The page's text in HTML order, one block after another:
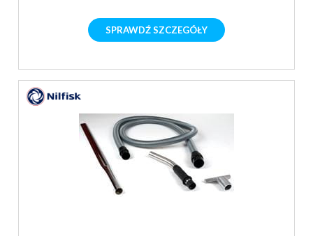
SPRAWDŹ SZCZEGÓŁY